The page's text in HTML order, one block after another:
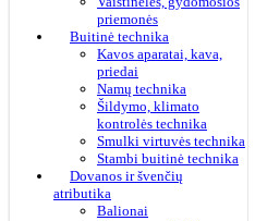
priemonės
Buitinė technika
Kavos aparatai, kava,
priedai
Namų technika
Šildymo, klimato
kontrolės technika
Smulki virtuvės technika
Stambi buitinė technika
Dovanos ir švenčių
atributika
Balionai